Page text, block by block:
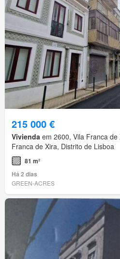
215 000 €
Vivienda em 2600, Vila Franca
Franca de Xira, Distrito de Lisboa
81 m²
Há 2 dias
GREEN-ACRES